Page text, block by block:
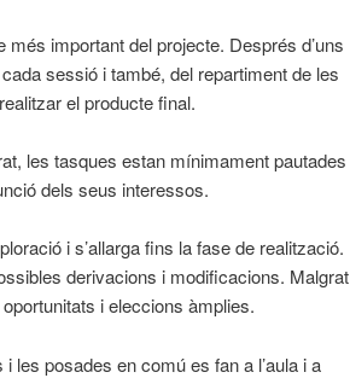
important del projecte. Després d’uns
sessió i també, del repartiment de les
el producte final.
les tasques estan mínimament pautades
dels seus interessos.
i s’allarga fins la fase de realització.
derivacions i modificacions. Malgrat
i eleccions àmplies.
les posades en comú es fan a l’aula i a